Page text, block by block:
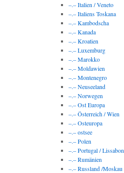
–.– Italien / Veneto
–.– Italiens Toskana
–.– Kambodscha
–.– Kanada
–.– Kroatien
–.– Luxemburg
–.– Marokko
–.– Moldawien
–.– Montenegro
–.– Neuseeland
–.– Norwegen
–.– Ost Europa
–.– Österreich / Wien
–.– Osteuropa
–.– ostsee
–.– Polen
–.– Portugal / Lissabon
–.– Rumänien
–.– Russland /Moskau